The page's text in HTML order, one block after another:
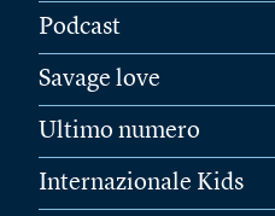
Podcast
Savage love
Ultimo numero
Internazionale Kids